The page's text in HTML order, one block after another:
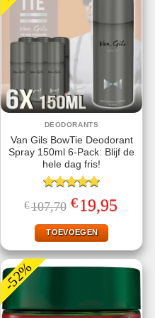
DEODORANTS
Van Gils BowTie Deodorant
Spray 150ml 6-Pack: Blijf de
hele dag fris!
Gewaardeerd
5.00uit 5
€107,70 Oorspronkelijke
prijs
was:
€107,70.
€19,95
TOEVOEGEN
-52%